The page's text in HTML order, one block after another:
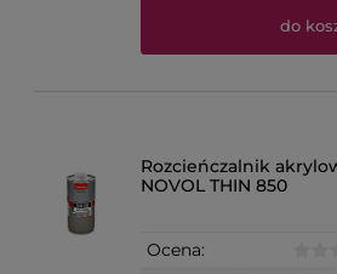
do
Rozcieńczalnik
NOVOL THIN 850
Ocena: